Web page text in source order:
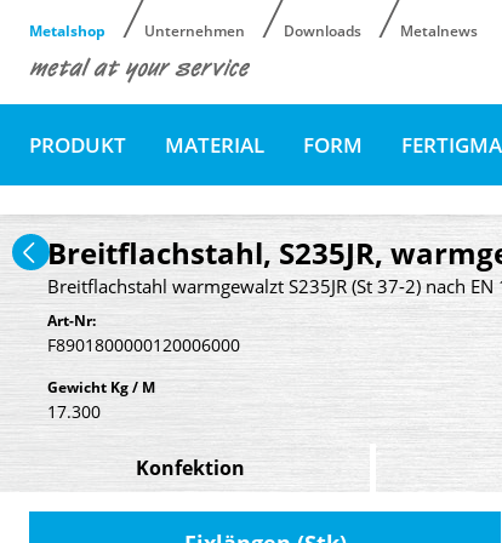
Metalshop Unternehmen Downloads Metalnews
PRODUKT MATERIAL FORM
Breitflachstahl, S235JR,
Breitflachstahl warmgewalzt S235JR (St 37-2) nach EN
Art-Nr:
F8901800000120006000
Gewicht Kg / M
17.300
Konfektion